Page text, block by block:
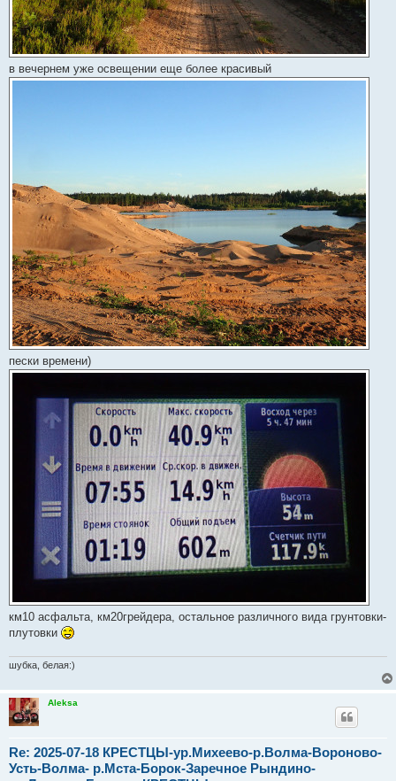
в вечернем уже освещении еще более красивый
пески времени)
км10 асфальта, км20грейдера, остальное различного вида грунтовки-
плутовки
шубка, белая:)
Aleksa
Re: 2025-07-18 КРЕСТЦЫ-ур.Михеево-р.Волма-Вороново-
Усть-Волма- р.Мста-Борок-Заречное Рындино-